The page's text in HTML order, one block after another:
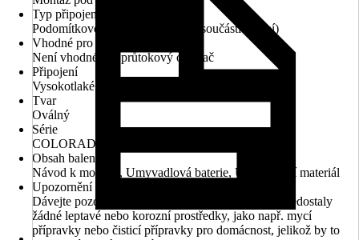
Typ připojení
Podomítkové instalační těleso (je součástí balení)
Vhodné pro
Není vhodné pro průtokový ohřívač
Připojení
Vysokotlaké - tlakové
Tvar
Oválný
Série
COLORADO
Obsah balení
Návod k montáži, Umyvadlová baterie, Upevňovací materiál
Upozornění
Dávejte pozor na to, aby se na připojovací hadice nedostaly
žádné leptavé nebo korozní prostředky, jako např. mycí
přípravky nebo čisticí přípravky pro domácnost, jelikož by to